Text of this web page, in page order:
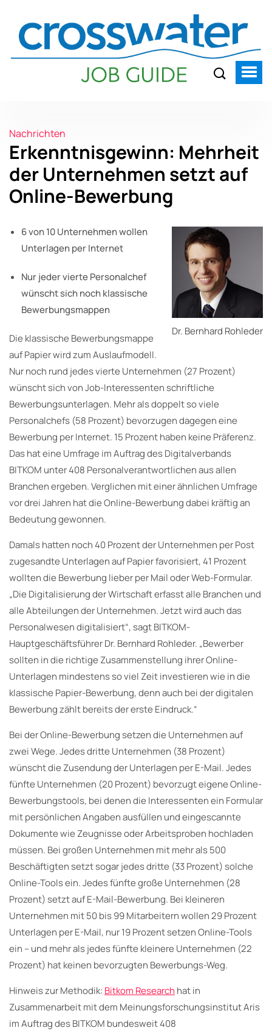
Nachrichten
Erkenntnisgewinn: Mehrheit
der Unternehmen setzt auf
Online-Bewerbung
Dr. Bernhard Rohleder
6 von 10 Unternehmen wollen
Unterlagen per Internet
Nur jeder vierte Personalchef
wünscht sich noch klassische
Bewerbungsmappen
Die klassische Bewerbungsmappe
auf Papier wird zum Auslaufmodell.
Nur noch rund jedes vierte Unternehmen (27 Prozent)
wünscht sich von Job-Interessenten schriftliche
Bewerbungsunterlagen. Mehr als doppelt so viele
Personalchefs (58 Prozent) bevorzugen dagegen eine
Bewerbung per Internet. 15 Prozent haben keine Präferenz.
Das hat eine Umfrage im Auftrag des Digitalverbands
BITKOM unter 408 Personalverantwortlichen aus allen
Branchen ergeben. Verglichen mit einer ähnlichen Umfrage
vor drei Jahren hat die Online-Bewerbung dabei kräftig an
Bedeutung gewonnen.
Damals hatten noch 40 Prozent der Unternehmen per Post
zugesandte Unterlagen auf Papier favorisiert, 41 Prozent
wollten die Bewerbung lieber per Mail oder Web-Formular.
„Die Digitalisierung der Wirtschaft erfasst alle Branchen und
alle Abteilungen der Unternehmen. Jetzt wird auch das
Personalwesen digitalisiert“, sagt BITKOM-
Hauptgeschäftsführer Dr. Bernhard Rohleder. „Bewerber
sollten in die richtige Zusammenstellung ihrer Online-
Unterlagen mindestens so viel Zeit investieren wie in die
klassische Papier-Bewerbung, denn auch bei der digitalen
Bewerbung zählt bereits der erste Eindruck.“
Bei der Online-Bewerbung setzen die Unternehmen auf
zwei Wege. Jedes dritte Unternehmen (38 Prozent)
wünscht die Zusendung der Unterlagen per E-Mail. Jedes
fünfte Unternehmen (20 Prozent) bevorzugt eigene Online-
Bewerbungstools, bei denen die Interessenten ein Formular
mit persönlichen Angaben ausfüllen und eingescannte
Dokumente wie Zeugnisse oder Arbeitsproben hochladen
müssen. Bei großen Unternehmen mit mehr als 500
Beschäftigten setzt sogar jedes dritte (33 Prozent) solche
Online-Tools ein. Jedes fünfte große Unternehmen (28
Prozent) setzt auf E-Mail-Bewerbung. Bei kleineren
Unternehmen mit 50 bis 99 Mitarbeitern wollen 29 Prozent
Unterlagen per E-Mail, nur 19 Prozent setzen Online-Tools
ein – und mehr als jedes fünfte kleinere Unternehmen (22
Prozent) hat keinen bevorzugten Bewerbungs-Weg.
Hinweis zur Methodik: Bitkom Research hat in
Zusammenarbeit mit dem Meinungsforschungsinstitut Aris
im Auftrag des BITKOM bundesweit 408